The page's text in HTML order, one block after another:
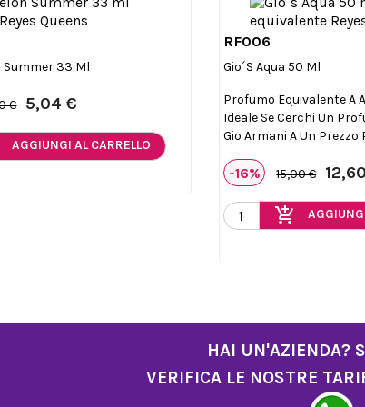
33 Ml
€ 5,04 €
AGGIUNGI AL CARRELLO
RF006
Gio´s Aqua 50 Ml
Profumo Equivalente A
Ideale Se Cerchi Un
Gio Armani A Un Prezzo
-16% 15,00 €
add_shopping_cart
HAI UN'AZIENDA?
VERIFICA LE NOSTRE